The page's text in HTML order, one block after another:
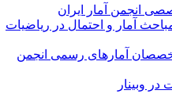
انجمن آمار ایران
آمار و احتمال در ریاضیات
آمارهای رسمی انجمن
وبینار